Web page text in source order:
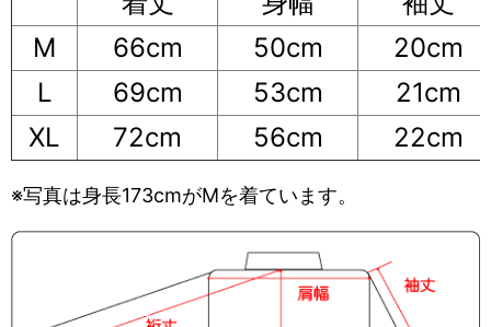
M
66cm 50cm
20cm
L
69cm 53cm
21cm
XL
72cm 56cm 22cm
※写真は身長173cmがMを着ています。